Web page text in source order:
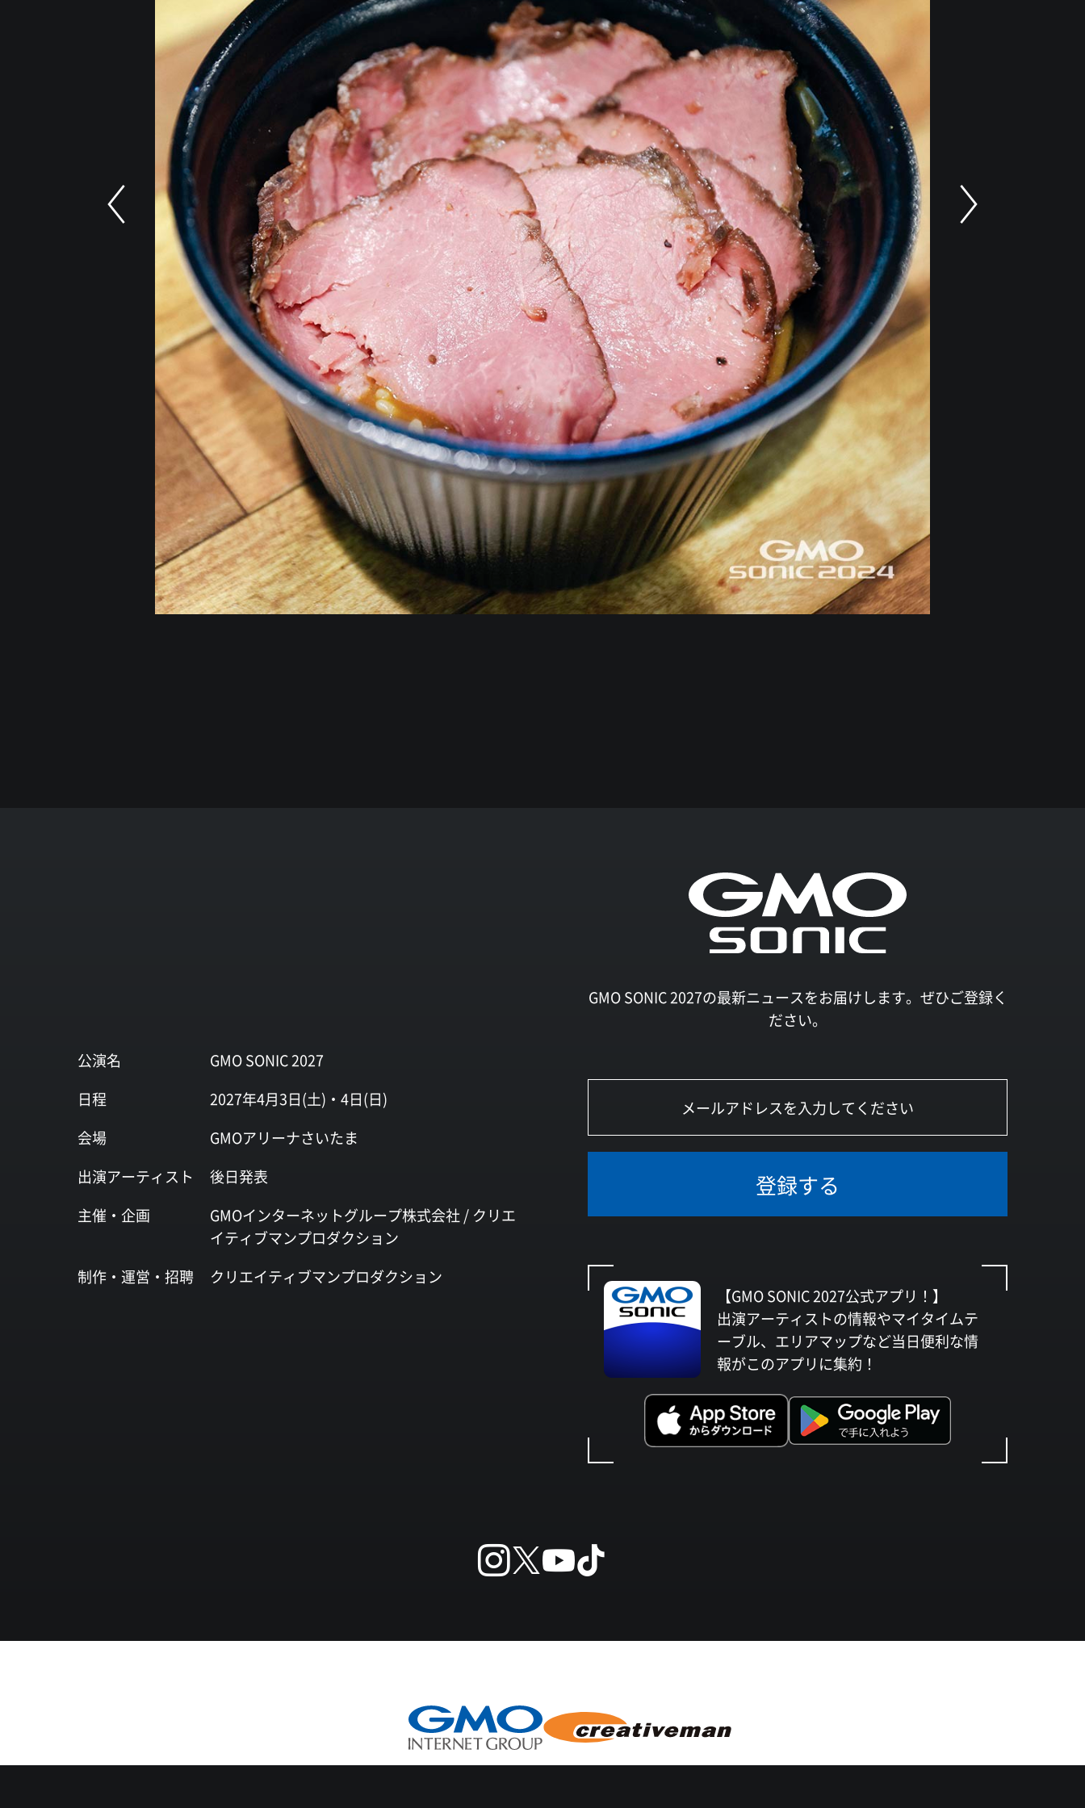
公演名
GMO SONIC 2027
日程
2027年4月3日(土)・4日(日)
会場
GMOアリーナさいたま
出演アーティスト
後日発表
主催・企画
GMOインターネットグループ株式会社 / クリエ
イティブマンプロダクション
制作・運営・ 招聘 クリエイティブマンプロダクション
GMO SONIC 2027の最新ニュースをお届けします。ぜひご登録く
ださい。
登録する
【GMO SONIC 2027公式アプリ！】
出演アーティストの情報やマイタイムテ
ーブル、エリアマップなど当日便利な情
報がこのアプリに集約！